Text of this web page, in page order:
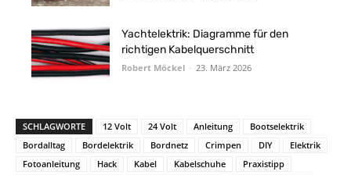
Yachtelektrik: Diagramme für den
richtigen Kabelquerschnitt
Robert Möckel - 23. März 2026
SCHLAGWORTE 12 Volt 24 Volt Anleitung
Bootselektrik
Bordalltag
Bordelektrik Bordnetz Crimpen DIY
Elektrik
Fotoanleitung
Hack Kabel Kabelschuhe
Praxistipp